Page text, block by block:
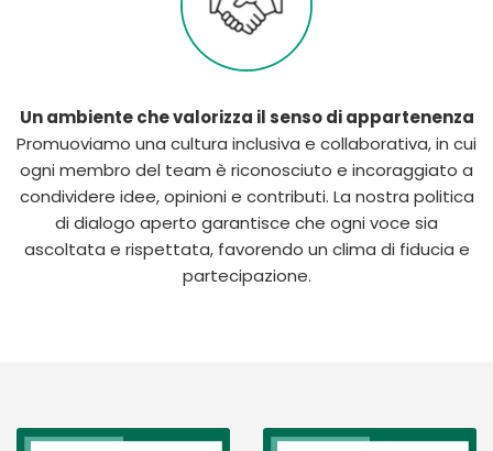
Un ambiente che valorizza il senso di appartenenza
Promuoviamo una cultura inclusiva e collaborativa, in cui
ogni membro del team è riconosciuto e incoraggiato a
condividere idee, opinioni e contributi. La nostra politica
di dialogo aperto garantisce che ogni voce sia
ascoltata e rispettata, favorendo un clima di fiducia e
partecipazione.